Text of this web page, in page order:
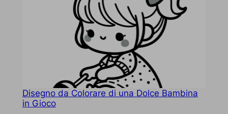
Disegno da Colorare di una Dolce Bambina
in Gioco